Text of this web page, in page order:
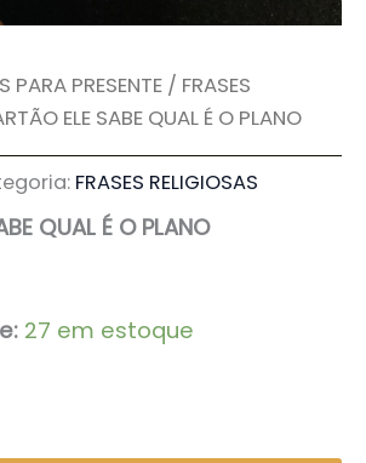
PARA PRESENTE / FRASES
ELE SABE QUAL É O PLANO
FRASES RELIGIOSAS
QUAL É O PLANO
27 em estoque